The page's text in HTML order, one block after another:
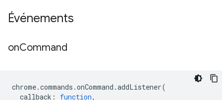
Événements
onCommand
chrome.commands .onCommand .addListener(
callback : function,